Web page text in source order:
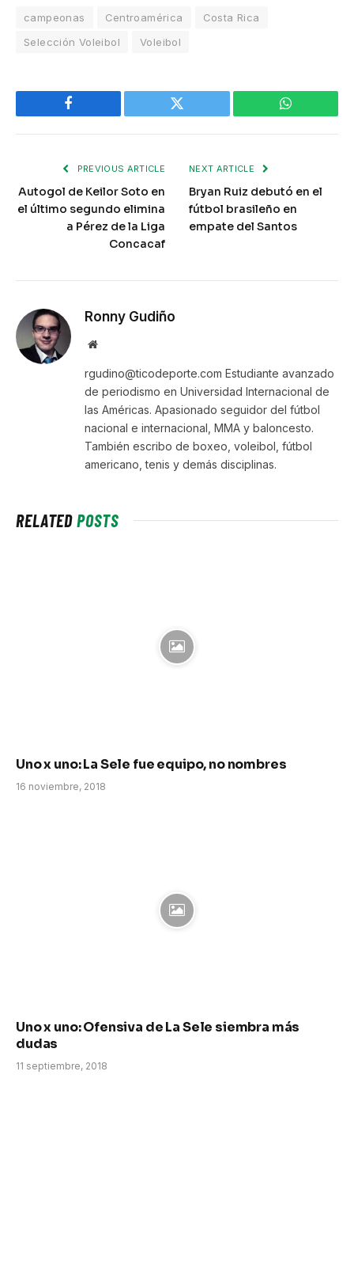
campeonas Centroamérica
Costa Rica
Selección Voleibol
Voleibol
Facebook Twitter WhatsApp
PREVIOUS ARTICLE
Autogol de Keilor Soto en
el último segundo elimina
a Pérez de la Liga
Concacaf
NEXT ARTICLE
Bryan Ruiz debutó en el
fútbol brasileño en
empate del Santos
Ronny Gudiño
Website
rgudino@ticodeporte.com Estudiante avanzado
de periodismo en Universidad Internacional de
las Américas. Apasionado seguidor del fútbol
nacional e internacional, MMA y baloncesto.
También escribo de boxeo, voleibol, fútbol
americano, tenis y demás disciplinas.
RELATEDPOSTS
Uno x uno: La Sele fue equipo, no nombres
16 noviembre, 2018
Uno x uno: Ofensiva de La Sele siembra más
dudas
11 septiembre, 2018